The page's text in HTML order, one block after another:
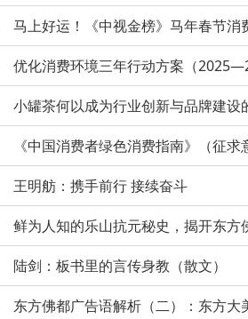
马上好运！《中视金榜》马年春节消
维权攻略出炉
优化消费环境三年行动方案（
小罐茶何以成为行业创新与品牌建设
《中国消费者绿色消费指南》（征求
王明舫：携手前行 接续奋斗
鲜为人知的乐山抗元秘史，揭开东方
风云
陆剑：板书里的言传身教（散文）
东方佛都广告语解析（二）：东方大